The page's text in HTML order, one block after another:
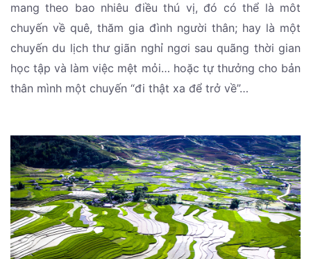
mang theo bao nhiêu điều thú vị, đó có thể là môt
chuyến về quê, thăm gia đình người thân; hay là một
chuyến du lịch thư giãn nghỉ ngơi sau quãng thời gian
học tập và làm việc mệt mỏi… hoặc tự thưởng cho bản
thân mình một chuyến “đi thật xa để trở về”…